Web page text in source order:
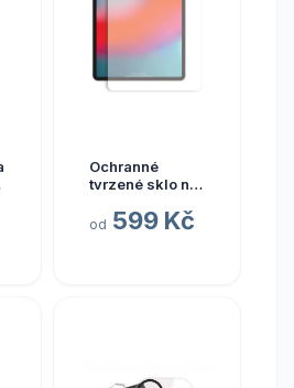
Ochranné
tvrzené sklo na
od 599 Kč